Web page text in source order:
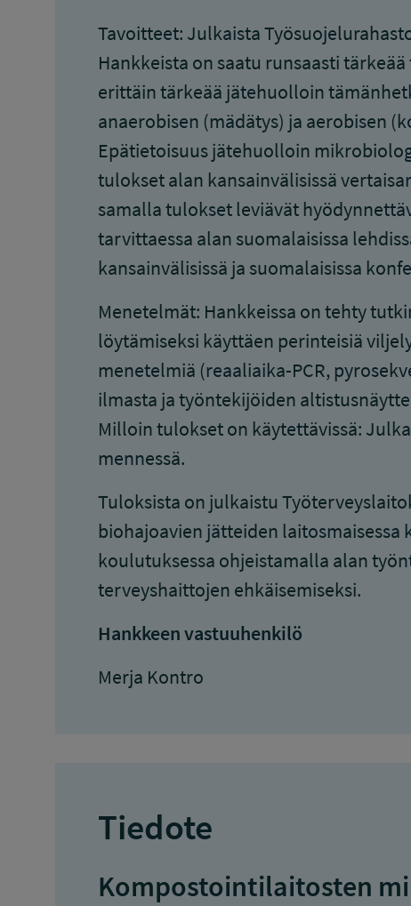
Tavoitteet: Julkaista
Hankkeista on saatu runsaasti
erittäin tärkeää jätehuolloin
anaerobisen (mädätys) ja aerobisen
Epätietoisuus jätehuolloin
tulokset alan kansainvälisissä
samalla tulokset leviävät
tarvittaessa alan suomalaisissa
kansainvälisissä ja suomalaisissa
Menetelmät: Hankkeissa on tehty
löytämiseksi käyttäen perinteisiä
menetelmiä (reaaliaika-PCR,
ilmasta ja työntekijöiden
Milloin tulokset on käytettävissä:
mennessä.
Tuloksista on julkaistu
biohajoavien jätteiden
koulutuksessa ohjeistamalla alan
terveyshaittojen ehkäisemiseksi.
Hankkeen vastuuhenkilö
Merja Kontro
Tiedote
Kompostointilaitosten